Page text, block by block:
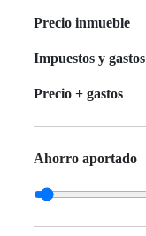
Precio inmueble
Impuestos y gastos
Precio + gastos
Ahorro aportado